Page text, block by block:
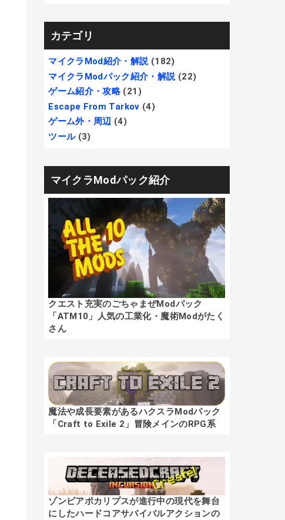
カテゴリ
マイクラMod紹介・解説 (182)
マイクラModパック紹介・解説 (22)
ゲーム紹介・攻略 (21)
Escape From Tarkov (4)
ゲーム外・周辺 (4)
ツール (3)
マイクラModパック紹介
クエスト充実のごちゃまぜModパック
「ATM10」人気の工業化・魔術Modがたく
さん
魔法や成長要素があるハクスラModパック
「Craft to Exile 2」冒険メインのRPG系
ゾンビアポカリプスが進行中の現代を舞台
にしたハードコアサバイバルアクションの